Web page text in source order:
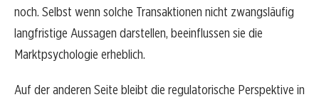
noch. Selbst wenn solche Transaktionen nicht zwangsläufig
langfristige Aussagen darstellen, beeinflussen sie die
Marktpsychologie erheblich.
Auf der anderen Seite bleibt die regulatorische Perspektive in